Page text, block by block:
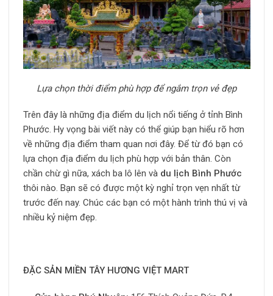
Lựa chọn thời điểm phù hợp để ngắm trọn vẻ đẹp
Trên đây là những địa điểm du lịch nổi tiếng ở tỉnh Bình
Phước. Hy vọng bài viết này có thể giúp bạn hiểu rõ hơn
về những địa điểm tham quan nơi đây. Để từ đó bạn có
lựa chọn địa điểm du lịch phù hợp với bản thân. Còn
chần chừ gì nữa, xách ba lô lên và du lịch Bình Phước
thôi nào. Bạn sẽ có được một kỳ nghỉ trọn vẹn nhất từ ​​
trước đến nay. Chúc các bạn có một hành trình thú vị và
nhiều kỷ niệm đẹp.
ĐẶC SẢN MIỀN TÂY HƯƠNG VIỆT MART